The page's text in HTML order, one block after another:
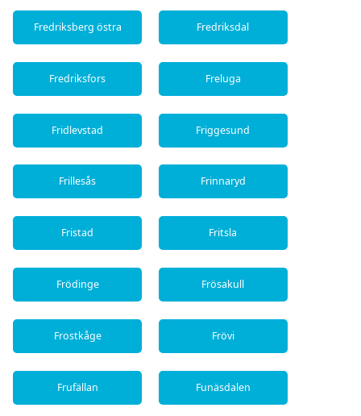
Fredriksberg östra Fredriksdal
Fredriksfors Freluga
Fridlevstad Friggesund
Frillesås Frinnaryd
Fristad Fritsla
Frödinge Frösakull
Frostkåge Frövi
Frufällan Funäsdalen